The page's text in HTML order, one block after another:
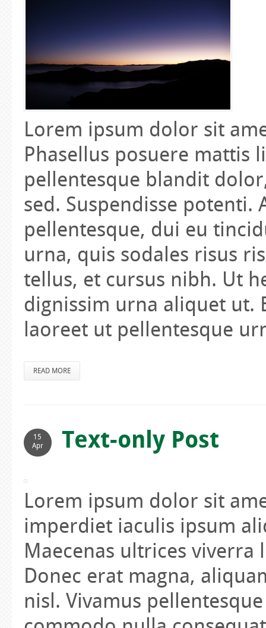
Lorem ipsum dolor sit
Phasellus posuere mattis
pellentesque blandit
sed. Suspendisse
pellentesque, dui eu
urna, quis sodales risus
tellus, et cursus nibh. Ut
dignissim urna aliquet ut.
laoreet ut pellentesque
READ MORE
15
Apr
Text-only Post
Lorem ipsum dolor sit
imperdiet iaculis ipsum
Maecenas ultrices
Donec erat magna,
nisl. Vivamus